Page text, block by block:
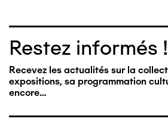
Restez informés !
Recevez les actualités sur la
expositions, sa programmation
encore…